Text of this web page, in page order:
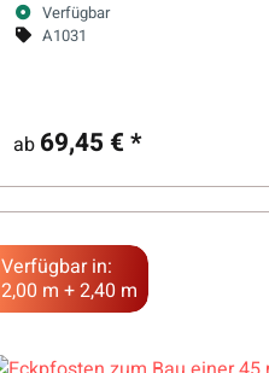
Verfügbar
A1031
ab 69,45 €*
Verfügbar in:
2,00 m + 2,40 m